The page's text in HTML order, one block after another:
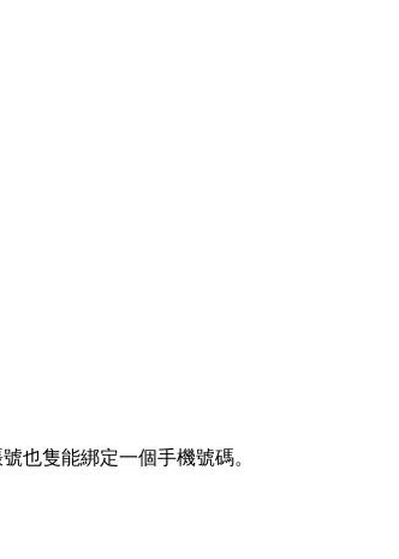
也隻能綁定一個手機號碼。